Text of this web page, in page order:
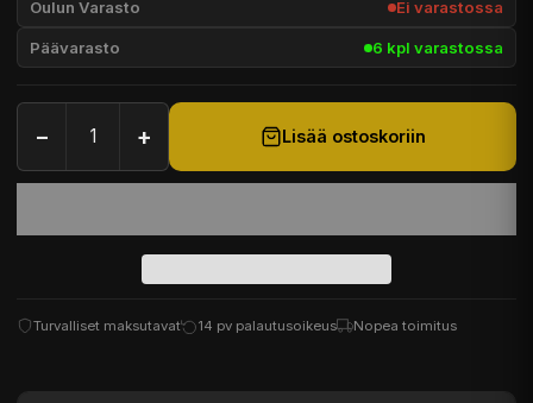
Oulun Varasto Ei varastossa
Päävarasto 6 kpl varastossa
− + Lisää ostoskoriin
Turvalliset maksutavat 14 pv palautusoikeus Nopea toimitus